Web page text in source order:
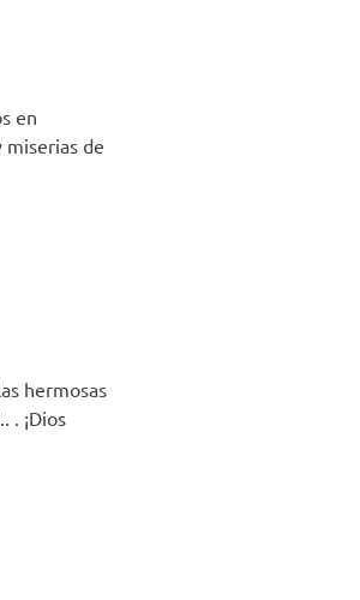
en
miserias de
hermosas
. ¡Dios